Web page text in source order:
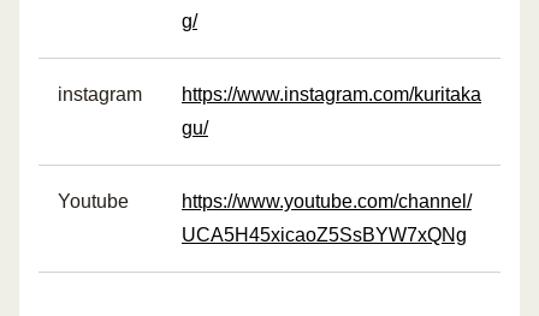
g/
instagram
https://www.instagram.com/kuritaka
gu/
Youtube
https://www.youtube.com/channel/
UCA5H45xicaoZ5SsBYW7xQNg